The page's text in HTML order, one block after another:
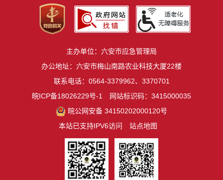
主办单位：六安市应急管理局
办公地址：六安市梅山南路农业科技大厦22楼
联系电话：0564-3379962、3370701
皖ICP备18026229号-1
网站标识码：3415000035
皖公网安备 34150202000120号
本站已支持IPV6访问
站点地图